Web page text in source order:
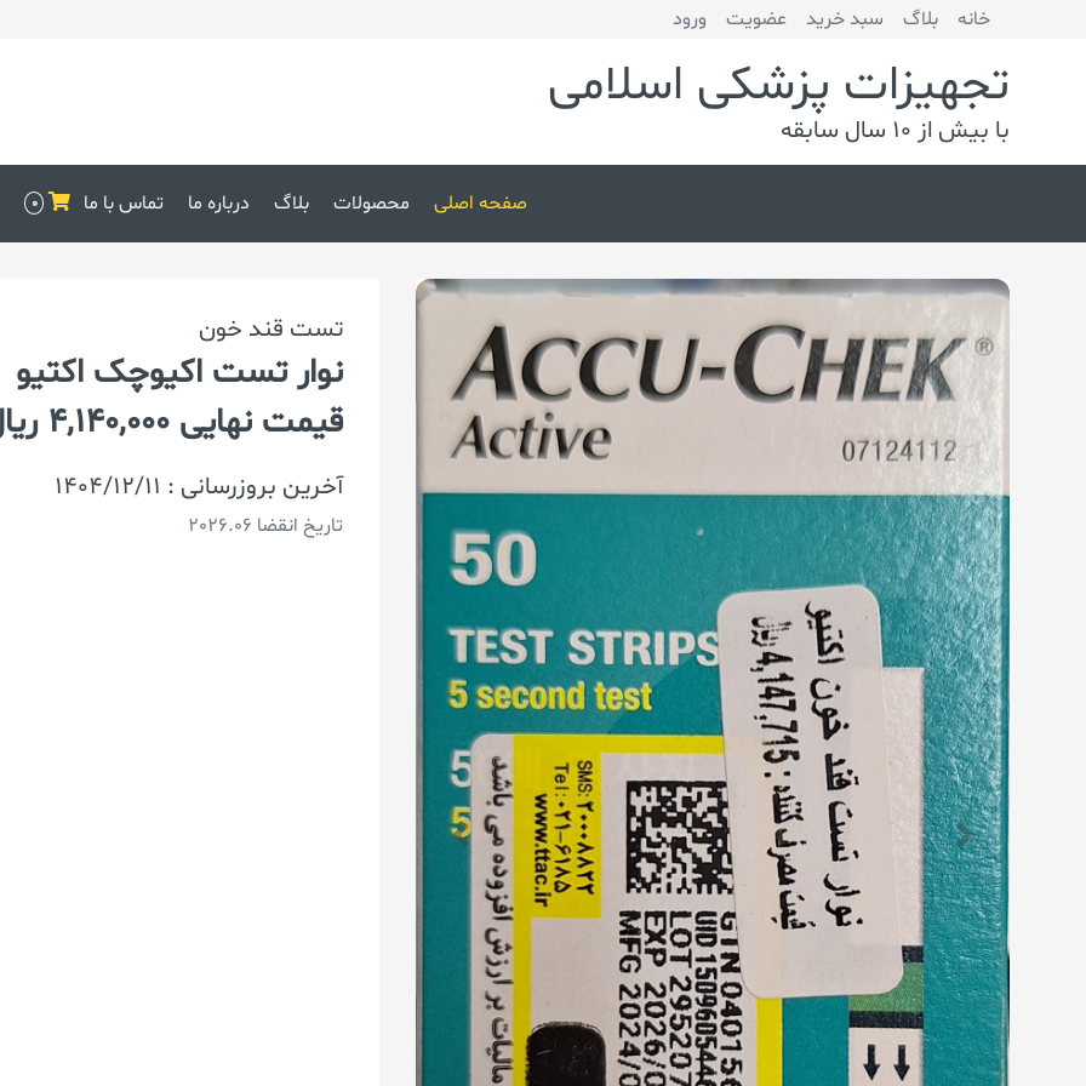
ورود عضویت سبد خرید بلاگ خانه
تجهیزات پزشکی اسلامی
با بیش از 10 سال سابقه
0 صفحه اصلی محصولات بلاگ درباره ما تماس با ما
تست قند خون
نوار تست اکیوچک اکتیو
قیمت نهایی 4,140,000 ریال
آخرین بروزرسانی : 1404/12/11
تاریخ انقضا 2026.06